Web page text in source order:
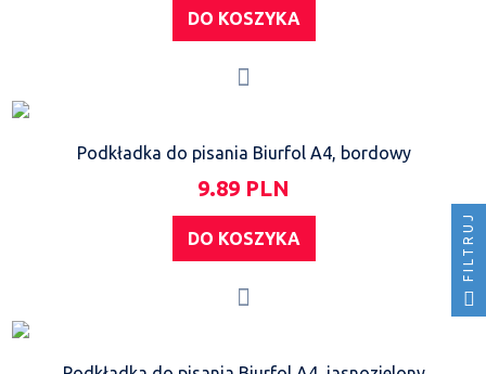
DO KOSZYKA
Podkładka do pisania Biurfol A4, bordowy
9.89 PLN
DO KOSZYKA FILTRUJ